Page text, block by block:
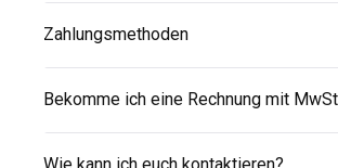
Zahlungsmethoden
Bekomme ich eine Rechnung mit